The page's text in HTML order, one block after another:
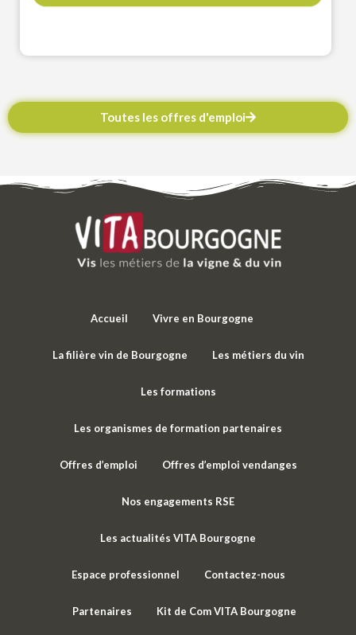
Toutes les offres d'emploi
Accueil Vivre en Bourgogne
La filière vin de Bourgogne Les métiers du vin
Les formations
Les organismes de formation partenaires
Offres d’emploi Offres d’emploi vendanges
Nos engagements RSE
Les actualités VITA Bourgogne
Espace professionnel Contactez-nous
Partenaires Kit de Com VITA Bourgogne